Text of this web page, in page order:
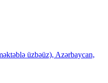
üzbəüz), Azərbaycan,